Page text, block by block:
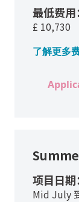
最低费用
£ 10,730
了解更多
项目日期
Mid July